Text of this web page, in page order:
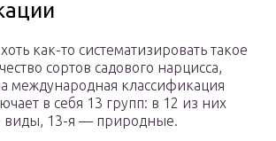
как-то систематизировать такое
сортов садового нарцисса,
международная классификация
в себя 13 групп: в 12 из них
виды, 13-я — природные.